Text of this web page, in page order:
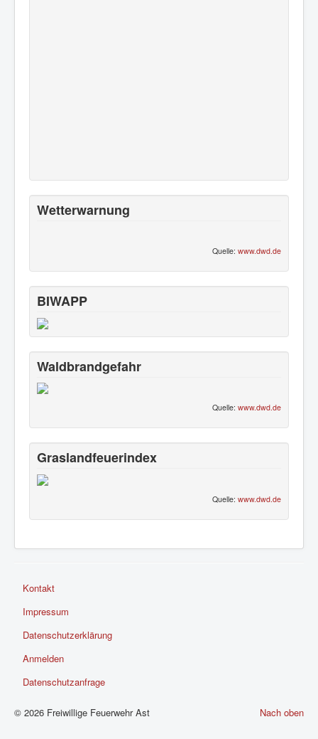
Wetterwarnung
Quelle: www.dwd.de
BIWAPP
Waldbrandgefahr
Quelle: www.dwd.de
Graslandfeuerindex
Quelle: www.dwd.de
Kontakt
Impressum
Datenschutzerklärung
Anmelden
Datenschutzanfrage
Nach oben
© 2026 Freiwillige Feuerwehr Ast